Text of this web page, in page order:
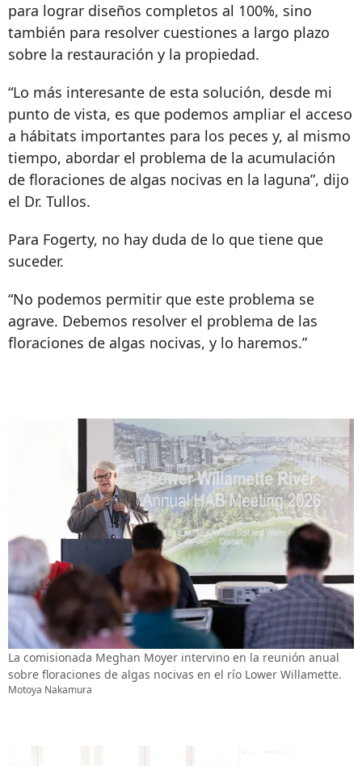
para lograr diseños completos al 100%, sino
también para resolver cuestiones a largo plazo
sobre la restauración y la propiedad.
“Lo más interesante de esta solución, desde mi
punto de vista, es que podemos ampliar el acceso
a hábitats importantes para los peces y, al mismo
tiempo, abordar el problema de la acumulación
de floraciones de algas nocivas en la laguna”, dijo
el Dr. Tullos.
Para Fogerty, no hay duda de lo que tiene que
suceder.
“No podemos permitir que este problema se
agrave. Debemos resolver el problema de las
floraciones de algas nocivas, y lo haremos.”
La comisionada Meghan Moyer intervino en la reunión anual
sobre floraciones de algas nocivas en el río Lower Willamette.
Motoya Nakamura